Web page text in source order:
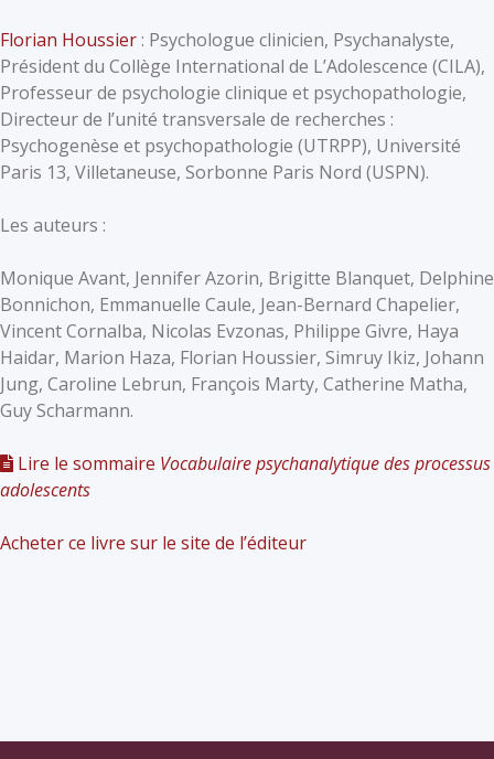
Florian Houssier: Psychologue clinicien, Psychanalyste,
Président du Collège International de L’Adolescence (CILA),
Professeur de psychologie clinique et psychopathologie,
Directeur de l’unité transversale de recherches :
Psychogenèse et psychopathologie (UTRPP), Université
Paris 13, Villetaneuse, Sorbonne Paris Nord (USPN).
Les auteurs :
Monique Avant, Jennifer Azorin, Brigitte Blanquet, Delphine
Bonnichon, Emmanuelle Caule, Jean-Bernard Chapelier,
Vincent Cornalba, Nicolas Evzonas, Philippe Givre, Haya
Haidar, Marion Haza, Florian Houssier, Simruy Ikiz, Johann
Jung, Caroline Lebrun, François Marty, Catherine Matha,
Guy Scharmann.
Lire le sommaire Vocabulaire psychanalytique des processus
adolescents
Acheter ce livre sur le site de l’éditeur